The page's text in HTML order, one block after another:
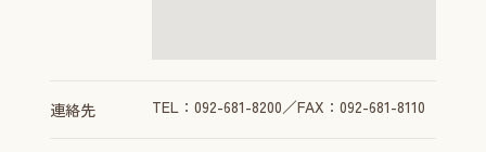
連絡先 TEL：092-681-8200／FAX：092-681-8110